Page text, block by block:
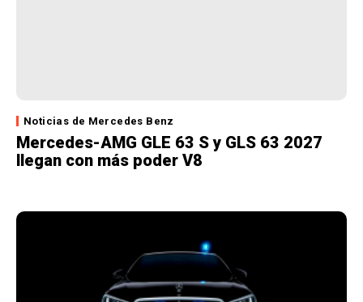
Noticias de Mercedes Benz
Mercedes-AMG GLE 63 S y GLS 63 2027
llegan con más poder V8